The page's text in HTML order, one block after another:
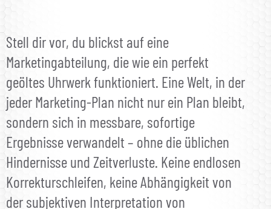
Stell dir vor, du blickst auf eine
Marketingabteilung, die wie ein perfekt
geöltes Uhrwerk funktioniert. Eine Welt, in der
jeder Marketing-Plan nicht nur ein Plan bleibt,
sondern sich in messbare, sofortige
Ergebnisse verwandelt – ohne die üblichen
Hindernisse und Zeitverluste. Keine endlosen
Korrekturschleifen, keine Abhängigkeit von
der subjektiven Interpretation von